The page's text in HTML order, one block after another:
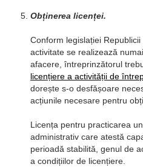
Obținerea licenței.
Conform legislației
activitate se realizează
afacere, întreprinzătorul
licențiere a activității de
dorește s-o desfășoare
acțiunile necesare pentru
Licența pentru practicarea
administrativ care atestă
perioadă stabilită, genul de
a condițiilor de licențiere.